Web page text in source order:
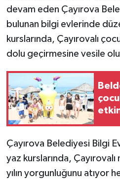
devam eden Çayırova
bulunan bilgi evlerinde
kurslarında, Çayırovalı
dolu geçirmesine vesile
Çayırova Belediyesi Bilgi
yaz kurslarında,
yılın yorgunluğunu atıyor